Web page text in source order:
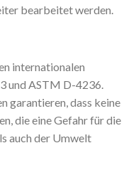
bearbeitet werden.
internationalen
und ASTM D-4236.
garantieren, dass keine
die eine Gefahr für die
auch der Umwelt